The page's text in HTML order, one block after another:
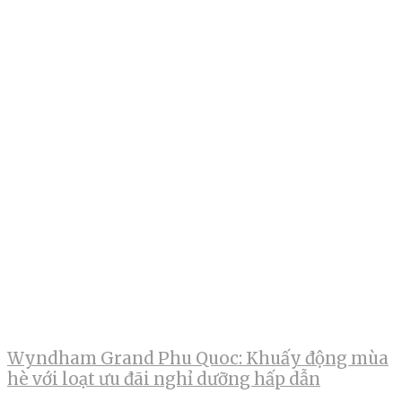
Wyndham Grand Phu Quoc: Khuấy động mùa
hè với loạt ưu đãi nghỉ dưỡng hấp dẫn